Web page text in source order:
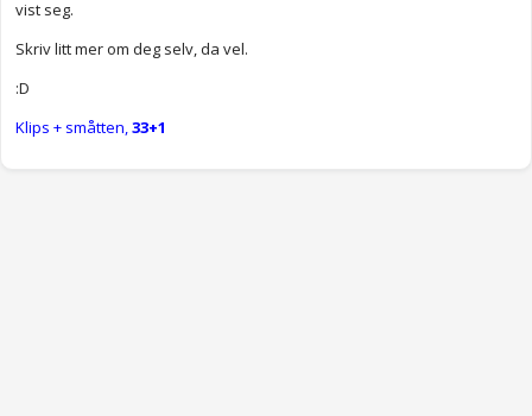
vist seg.
Skriv litt mer om deg selv, da vel.
:D
Klips + småtten,33+1